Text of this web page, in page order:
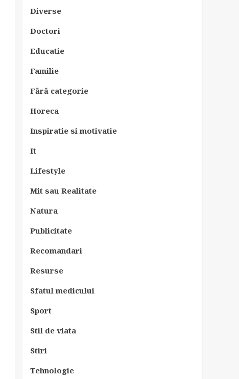
Diverse
Doctori
Educatie
Familie
Fără categorie
Horeca
Inspiratie si motivatie
It
Lifestyle
Mit sau Realitate
Natura
Publicitate
Recomandari
Resurse
Sfatul medicului
Sport
Stil de viata
Stiri
Tehnologie